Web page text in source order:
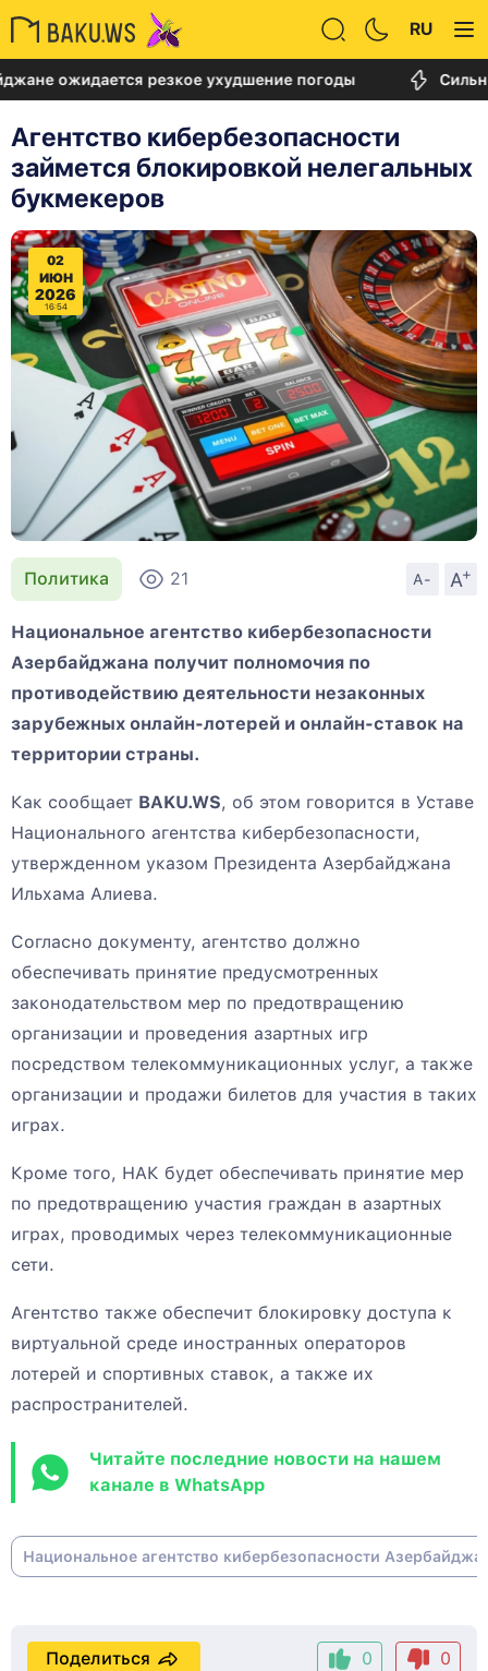
RU
резкое ухудшение погоды Сильный
Агентство кибербезопасности
займется блокировкой нелегальных
букмекеров
02
ИЮН
2026
16:54
Политика 21 A- A
+
Национальное агентство кибербезопасности
Азербайджана получит полномочия по
противодействию деятельности незаконных
зарубежных онлайн-лотерей и онлайн-ставок на
территории страны.
Как сообщает BAKU.WS, об этом говорится в Уставе
Национального агентства кибербезопасности,
утвержденном указом Президента Азербайджана
Ильхама Алиева.
Согласно документу, агентство должно
обеспечивать принятие предусмотренных
законодательством мер по предотвращению
организации и проведения азартных игр
посредством телекоммуникационных услуг, а также
организации и продажи билетов для участия в таких
играх.
Кроме того, НАК будет обеспечивать принятие мер
по предотвращению участия граждан в азартных
играх, проводимых через телекоммуникационные
сети.
Агентство также обеспечит блокировку доступа к
виртуальной среде иностранных операторов
лотерей и спортивных ставок, а также их
распространителей.
Читайте последние новости на нашем
канале в WhatsApp
Национальное агентство кибербезопасности
0 0
Поделиться